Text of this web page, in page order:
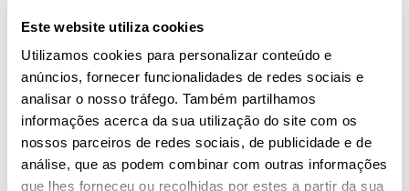
Este website utiliza cookies
Utilizamos cookies para personalizar conteúdo e
anúncios, fornecer funcionalidades de redes sociais e
analisar o nosso tráfego. Também partilhamos
informações acerca da sua utilização do site com os
nossos parceiros de redes sociais, de publicidade e de
análise, que as podem combinar com outras informações
que lhes forneceu ou recolhidas por estes a partir da sua
iniciação da bombas tira-leite elétrica dupla
mãos livres. Tem tudo o que precisa para
extrair e armazenar leite materno, e
alimentar o bebé desde o primeiro dia,
incluindo almofadas e diafragmas o peito,
discos, biberões […]
Amamentação